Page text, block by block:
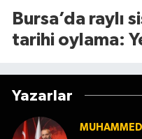
Bursa’da raylı
tarihi oylama:
Yazarlar
MUHAMMED